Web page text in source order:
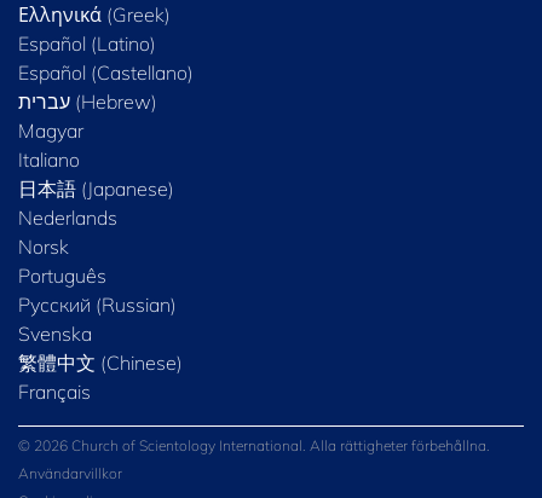
Ελληνικά (Greek)
Español (Latino)
Español (Castellano)
Magyar
Italiano
日本語 (Japanese)
Nederlands
Norsk
Português
Русский (Russian)
Svenska
繁體中文 (Chinese)
Français
© 2026 Church of Scientology International. Alla rättigheter förbehållna.
Användarvillkor